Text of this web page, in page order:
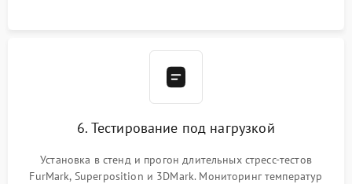
6. Тестирование под нагрузкой
Установка в стенд и прогон длительных стресс-тестов
FurMark, Superposition и 3DMark. Мониторинг температур